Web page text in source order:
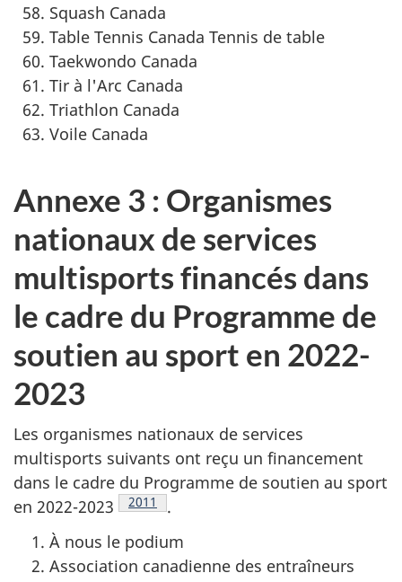
Squash Canada
Table Tennis Canada Tennis de table
Taekwondo Canada
Tir à l'Arc Canada
Triathlon Canada
Voile Canada
Annexe 3 : Organismes
nationaux de services
multisports financés dans
le cadre du Programme de
soutien au sport en 2022-
2023
Les organismes nationaux de services
multisports suivants ont reçu un financement
dans le cadre du Programme de soutien au sport
en 2022-2023
Note de bas de page
2011
.
À nous le podium
Association canadienne des entraîneurs